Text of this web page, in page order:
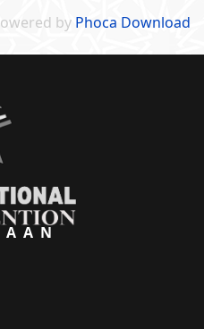
by Phoca Download